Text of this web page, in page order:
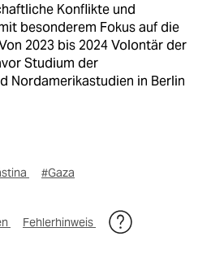
Konflikte und
besonderem Fokus auf die
2023 bis 2024 Volontär der
Studium der
Nordamerikastudien in Berlin
#Gaza
Fehlerhinweis